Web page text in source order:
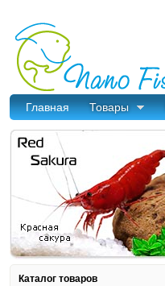
Главная Товары
Каталог товаров